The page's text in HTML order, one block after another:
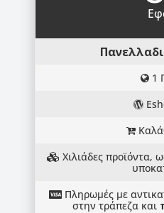
1
Χιλιάδες προϊόντα,
Πληρωμές με
στην τράπεζα και